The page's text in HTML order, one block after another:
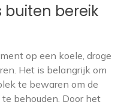
buiten bereik
op een koele, droge
Het is belangrijk om
te bewaren om de
behouden. Door het